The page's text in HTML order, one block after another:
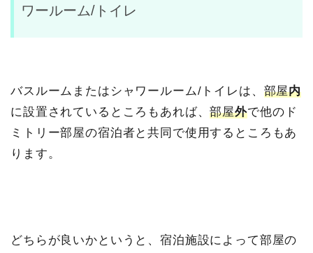
ワールーム/トイレ
バスルームまたはシャワールーム/トイレは、 部屋内
に設置されているところもあれば、部屋外で他のド
ミトリー部屋の宿泊者と共同で使用するところもあ
ります。
どちらが良いかというと、宿泊施設によって部屋の